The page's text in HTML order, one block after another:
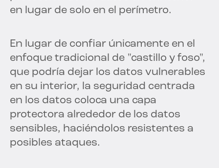
en lugar de solo en el perímetro.
En lugar de confiar únicamente en el
enfoque tradicional de "castillo y foso",
que podría dejar los datos vulnerables
en su interior, la seguridad centrada
en los datos coloca una capa
protectora alrededor de los datos
sensibles, haciéndolos resistentes a
posibles ataques.